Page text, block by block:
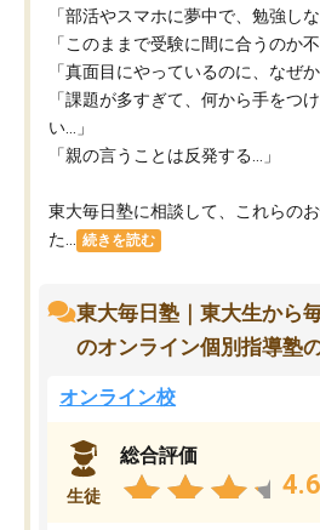
「部活やスマホに夢中で、勉強しな
「このままで受験に間に合うのか不
「真面目にやっているのに、なぜ
「課題が多すぎて、何から手をつ
い…」
「親の言うことは反発する…」
東大毎日塾に相談して、これらの
た...
続きを読む
東大毎日塾｜東大生から
のオンライン個別指導塾
オンライン校
生徒
総合評価
4.6